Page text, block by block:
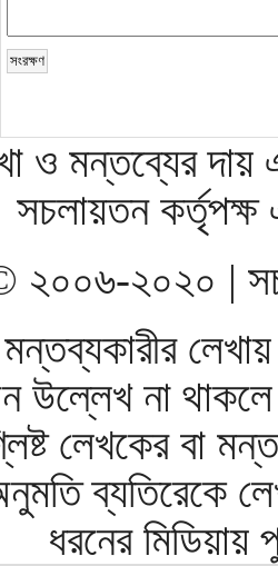
ও মন্তব্যের দায়
সচলায়তন
২০০৬-২০২০ |
উল্লেখ না
লেখকের বা
ব্যতিরেকে
ধরনের মিডিয়ায়